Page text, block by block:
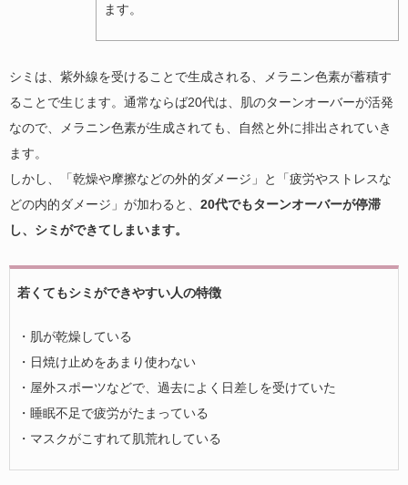
ます。
シミは、紫外線を受けることで生成される、メラニン色素が蓄積す
ることで生じます。通常ならば20代は、肌のターンオーバーが活発
なので、メラニン色素が生成されても、自然と外に排出されていき
ます。
しかし、「乾燥や摩擦などの外的ダメージ」と「疲労やストレスな
どの内的ダメージ」が加わると、 20代でもターンオーバーが停滞
し、シミができてしまいます。
若くてもシミができやすい人の特徴
・肌が乾燥している
・日焼け止めをあまり使わない
・屋外スポーツなどで、過去によく日差しを受けていた
・睡眠不足で疲労がたまっている
・マスクがこすれて肌荒れしている